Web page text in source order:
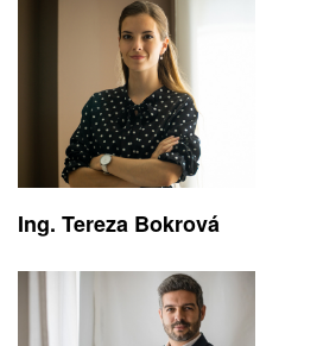
Ing. Tereza Bokrová